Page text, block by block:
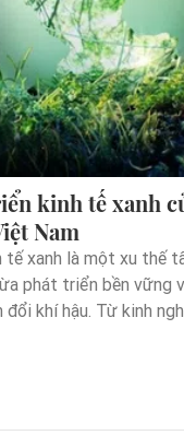
kinh tế xanh
Nam
xanh là một xu thế
phát triển bền
khí hậu. Từ kinh